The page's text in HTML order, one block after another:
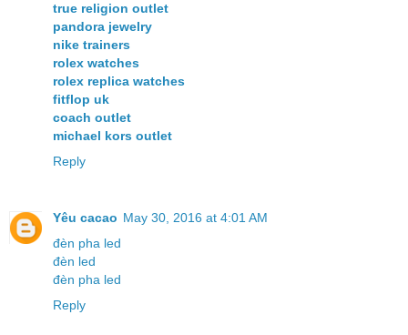
true religion outlet
pandora jewelry
nike trainers
rolex watches
rolex replica watches
fitflop uk
coach outlet
michael kors outlet
Reply
Yêu cacao May 30, 2016 at 4:01 AM
đèn pha led
đèn led
đèn pha led
Reply